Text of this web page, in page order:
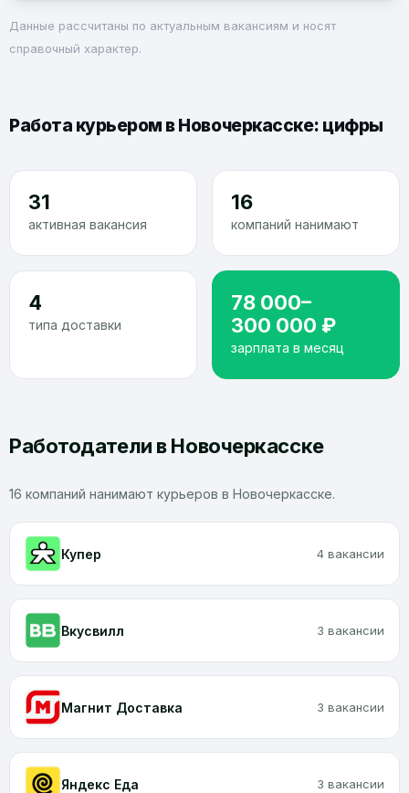
Данные рассчитаны по актуальным вакансиям и носят
справочный характер.
Работа курьером в Новочеркасске: цифры
31
активная вакансия
16
компаний нанимают
4
типа доставки
78 000–
300 000 ₽
зарплата в месяц
Работодатели в Новочеркасске
16 компаний нанимают курьеров в Новочеркасске.
Купер 4 вакансии
Вкусвилл 3 вакансии
Магнит Доставка 3 вакансии
Яндекс Еда 3 вакансии